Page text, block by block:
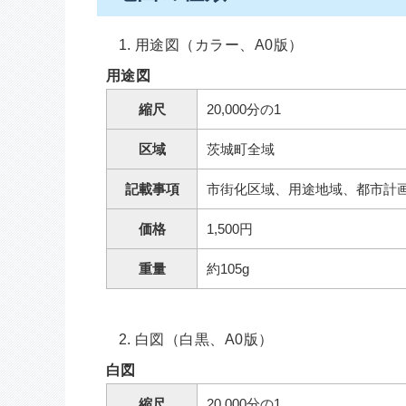
用途図（カラー、A0版）
用途図
縮尺 20,000分の1
区域 茨城町全域
記載事項 市街化区域、用途地域、都市計
価格 1,500円
重量 約105g
白図（白黒、A0版）
白図